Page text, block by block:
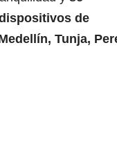
de
Tunja,